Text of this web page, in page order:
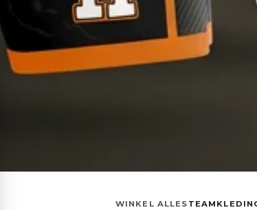
WINKEL ALLES